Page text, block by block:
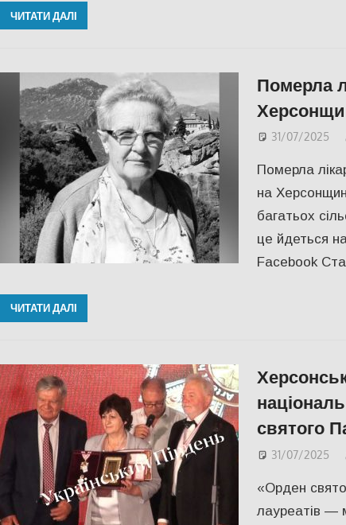
ЧИТАТИ ДАЛІ
Померла
31/07/2025
Померла
на
багатьох
це йдеться
Facebook
ЧИТАТИ ДАЛІ
святого
31/07/2025
«Орден
лауреатів —